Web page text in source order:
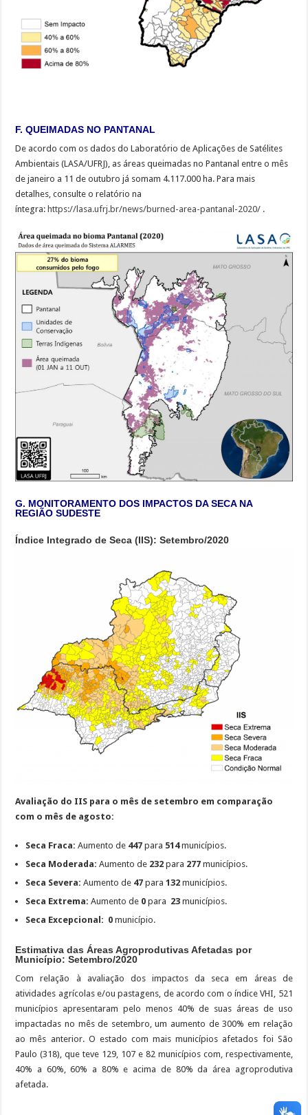
F. QUEIMADAS NO PANTANAL
De acordo com os dados do Laboratório de Aplicações de Satélites
Ambientais (LASA/UFRJ), as áreas queimadas no Pantanal entre o mês
de janeiro a 11 de outubro já somam 4.117.000 ha. Para mais
detalhes, consulte o relatório na
íntegra:https://lasa.ufrj.br/news/burned-area-pantanal-2020/ .
G. MONITORAMENTO DOS IMPACTOS DA SECA NA
REGIÃO SUDESTE
Índice Integrado de Seca (IIS): Setembro/2020
Avaliação do IIS para o mês de setembro em comparação
com o mês de agosto:
Seca Fraca: Aumento de 447 para 514municípios.
Seca Moderada: Aumento de 232 para 277 municípios.
Seca Severa: Aumento de 47 para132municípios.
Seca Extrema: Aumento de 0 para 23municípios.
Seca Excepcional: 0município.
Estimativa das Áreas Agroprodutivas Afetadas por
Município: Setembro/2020
Com relação à avaliação dos impactos da seca em áreas de
atividades agrícolas e/ou pastagens, de acordo com o índice VHI, 521
municípios apresentaram pelo menos 40% de suas áreas de uso
impactadas no mês de setembro, um aumento de 300% em relação
ao mês anterior. O estado com mais municípios afetados foi São
Paulo (318), que teve 129, 107 e 82 municípios com, respectivamente,
40% a 60%, 60% a 80% e acima de 80% da área agroprodutiva
afetada.